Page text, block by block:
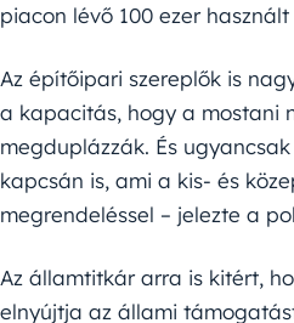
piacon lévő 100 ezer
Az építőipari szereplők is
a kapacitás, hogy a mostani
megduplázzák. És
kapcsán is, ami a kis- és
megrendeléssel – jelezte a
Az államtitkár arra is kitért,
elnyújtja az állami